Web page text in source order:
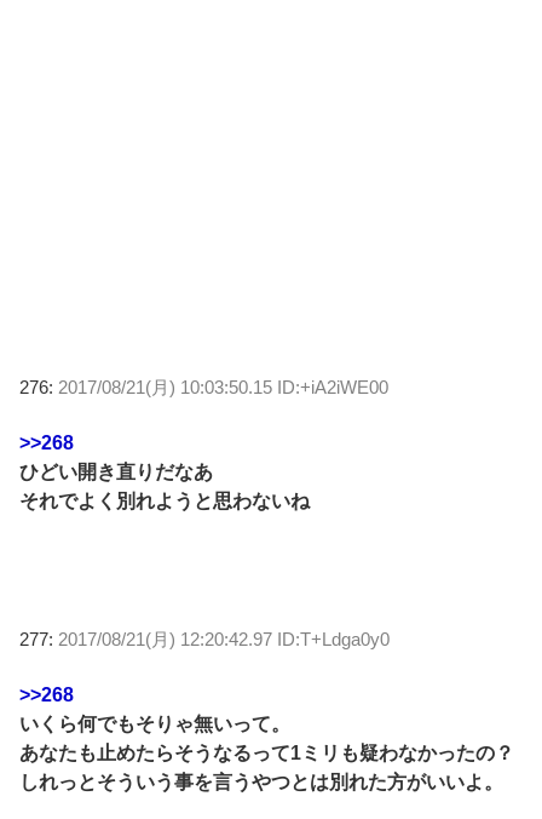
276: 2017/08/21(月) 10:03:50.15 ID:+iA2iWE00
>>268
ひどい開き直りだなあ
それでよく別れようと思わないね
277: 2017/08/21(月) 12:20:42.97 ID:T+Ldga0y0
>>268
いくら何でもそりゃ無いって。
あなたも止めたらそうなるって1ミリも疑わなかったの？
しれっとそういう事を言うやつとは別れた方がいいよ。